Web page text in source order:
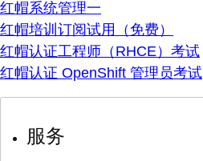
红帽系统管理一
红帽培训订阅试用（免费）
红帽认证工程师（RHCE）考试
红帽认证 OpenShift 管理员考试
服务